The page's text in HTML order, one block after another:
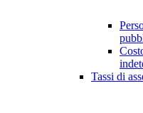
Tassi di